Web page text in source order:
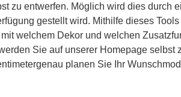
zu entwerfen. Möglich wird dies durch
gestellt wird. Mithilfe dieses
welchem Dekor und welchen
Sie auf unserer Homepage
planen Sie Ihr